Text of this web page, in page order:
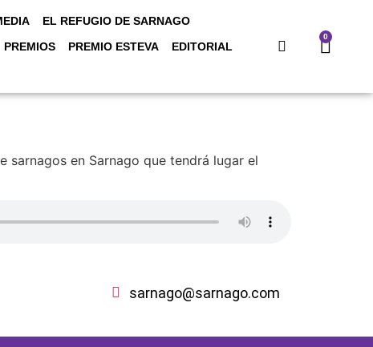
EL REFUGIO DE SARNAGO
PREMIOS PREMIO ESTEVA
EDITORIAL
0
sarnagos en Sarnago que tendrá lugar el
sarnago@sarnago.com